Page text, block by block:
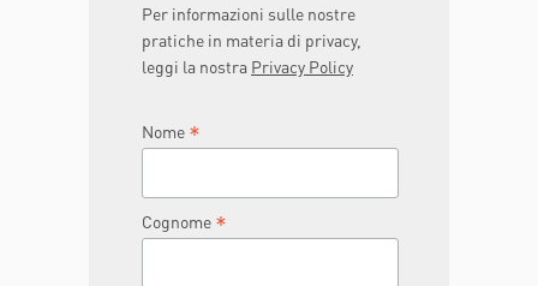
Per informazioni sulle nostre
pratiche in materia di privacy,
leggi la nostra Privacy Policy
Nome *
Cognome *